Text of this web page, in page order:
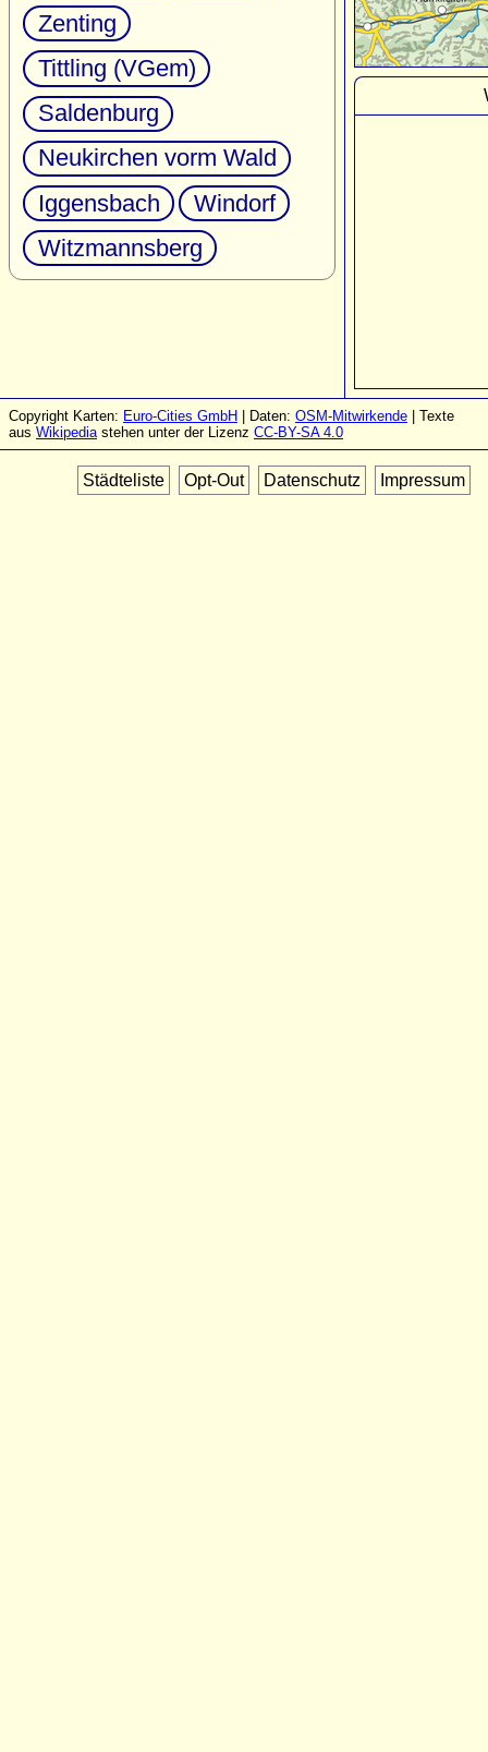
Zenting
Tittling (VGem)
Saldenburg
Neukirchen vorm Wald
Iggensbach
Windorf
Witzmannsberg
Copyright Karten: Euro-Cities GmbH | Daten: OSM-Mitwirkende | Texte
aus Wikipediastehen unter der Lizenz CC-BY-SA 4.0
Städteliste Opt-Out Datenschutz Impressum